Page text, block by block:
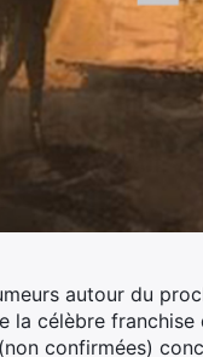
autour du
la célèbre franchise
confirmées)